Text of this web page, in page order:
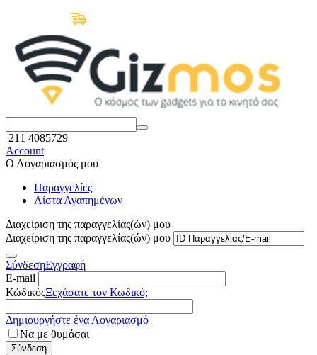
211 4085729
Account
Ο Λογαριασμός μου
Παραγγελίες
Λίστα Αγαπημένων
Διαχείριση της παραγγελίας(ών) μου
Διαχείριση της παραγγελίας(ών) μου
ΣύνδεσηΕγγραφή
E-mail
ΚώδικόςΞεχάσατε τον Κωδικό;
Δημιουργήστε ένα Λογαριασμό
Να με θυμάσαι
Σύνδεση